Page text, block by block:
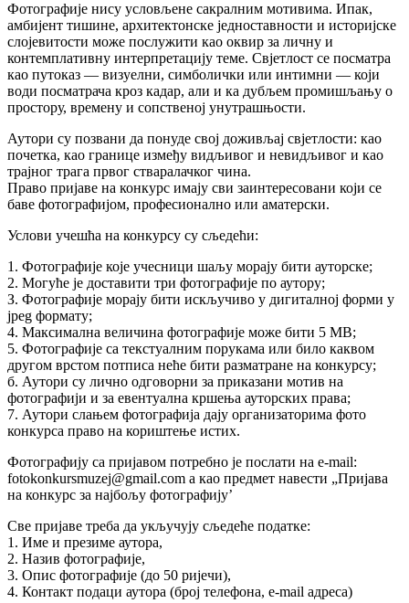
Фотографије нису условљене сакралним мотивима. Ипак,
амбијент тишине, архитектонске једноставности и историјске
слојевитости може послужити као оквир за личну и
контемплативну интерпретацију теме. Свјетлост се посматра
као путоказ — визуелни, симболички или интимни — који
води посматрача кроз кадар, али и ка дубљем промишљању о
простору, времену и сопственој унутрашњости.
Аутори су позвани да понуде свој доживљај свјетлости: као
почетка, као границе између видљивог и невидљивог и као
трајног трага првог стваралачког чина.
Право пријаве на конкурс имају сви заинтересовани који се
баве фотографијом, професионално или аматерски.
Услови учешћа на конкурсу су сљедећи:
1. Фотографије које учесници шаљу морају бити ауторске;
2. Могуће је доставити три фотографије по аутору;
З. Фотографије морају бити искључиво у дигиталној форми у
јреg формату;
4. Максимална величина фотографије може бити 5 МВ;
5. Фотографије са текстуалним порукама или било каквом
другом врстом потписа неће бити разматране на конкурсу;
б. Аутори су лично одговорни за приказани мотив на
фотографији и за евентуална кршења ауторских права;
7. Аутори слањем фотографија дају организаторима фото
конкурса право на кориштење истих.
Фотографију са пријавом потребно је послати на е-mail:
fotokonkursmuzej@gmail.com a као предмет навести „Пријава
на конкурс за најбољу фотографију’
Све пријаве треба да укључују сљедеће податке:
1. Име и презиме аутора,
2. Назив фотографије,
3. Опис фотографије (до 50 ријечи),
4. Контакт подаци аутора (број телефона, е-mаil адреса)